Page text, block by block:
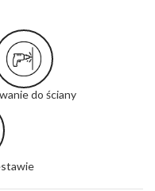
do ściany